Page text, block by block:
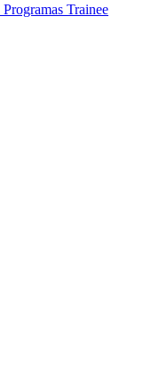
Programas Trainee